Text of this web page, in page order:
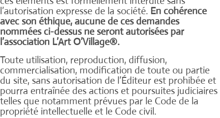
l’autorisation expresse de la société. En cohérence
avec son éthique, aucune de ces demandes
nommées ci-dessus ne seront autorisées par
l’association L’Art O’Village®.
Toute utilisation, reproduction, diffusion,
commercialisation, modification de toute ou partie
du site, sans autorisation de l’Éditeur est prohibée et
pourra entraînée des actions et poursuites judiciaires
telles que notamment prévues par le Code de la
propriété intellectuelle et le Code civil.